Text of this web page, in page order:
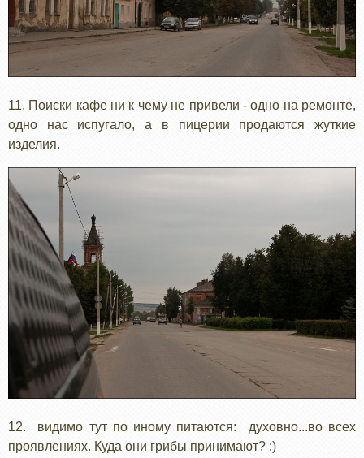
11. Поиски кафе ни к чему не привели - одно на ремонте,
одно нас испугало, а в пицерии продаются жуткие
изделия.
12. видимо тут по иному питаются: духовно...во всех
проявлениях. Куда они грибы принимают? :)